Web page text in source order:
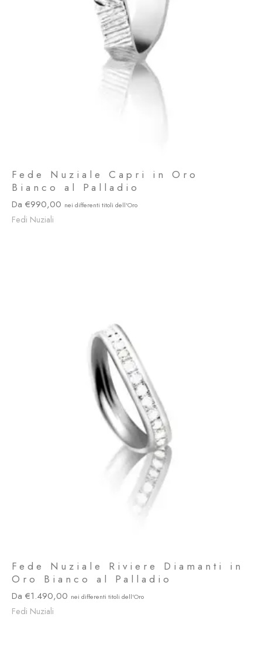
Fede Nuziale Capri in Oro
Bianco al Palladio
990,00
Fedi Nuziali
Fede Nuziale Riviere Diamanti in
Oro Bianco al Palladio
1.490,00
Fedi Nuziali